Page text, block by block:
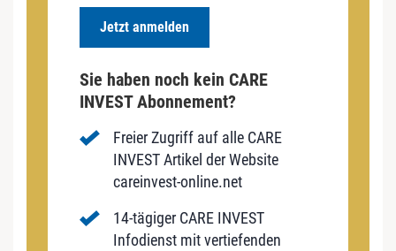
Jetzt anmelden
Sie haben noch kein CARE
INVEST Abonnement?
Freier Zugriff auf alle CARE
INVEST Artikel der Website
careinvest-online.net
14-tägiger CARE INVEST
Infodienst mit vertiefenden